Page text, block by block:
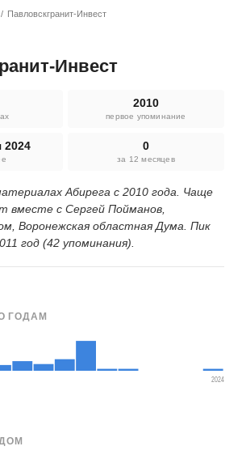
/ Павловскгранит-Инвест
Инвест
2010
первое упоминание
2024 0
за 12 месяцев
Абирега с 2010 года. Чаще
вместе с Сергей Пойманов,
Воронежская областная Дума. Пик
год (42 упоминания).
ГОДАМ
2024